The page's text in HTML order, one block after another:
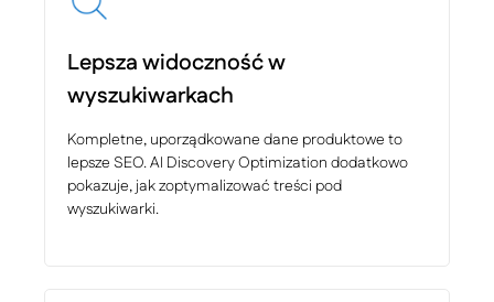
Lepsza widoczność w
wyszukiwarkach
Kompletne, uporządkowane dane produktowe to
lepsze SEO. AI Discovery Optimization dodatkowo
pokazuje, jak zoptymalizować treści pod
wyszukiwarki.